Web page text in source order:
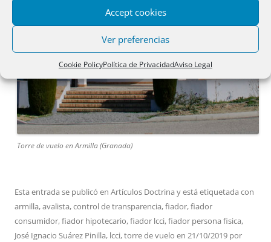
Accept cookies
Ver preferencias
Cookie PolicyPolítica de PrivacidadAviso Legal
Torre de vuelo en Armilla (Granada)
Esta entrada se publicó en Artículos Doctrina y está etiquetada con
armilla,avalista,control de transparencia,fiador,fiador
consumidor,fiador hipotecario,fiador lcci,fiador persona fisica,
José Ignacio Suárez Pinilla, lcci,torre de vuelo en 21/10/2019 por